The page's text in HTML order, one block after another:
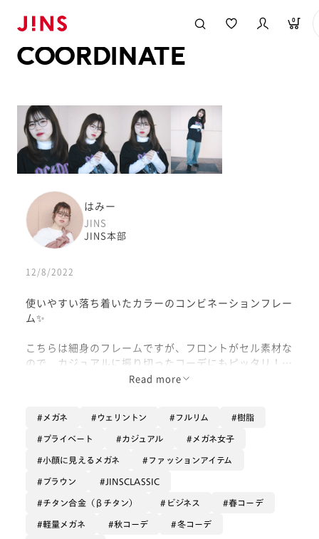
0
COORDINATE
はみー
JINS
JINS本部
12/8/2022
使いやすい落ち着いたカラーのコンビネーションフレー
ム✨
こちらは細身のフレームですが、フロントがセル素材な
ので、カジュアルに振り切ったコーデにもピッタリ！
綺麗目でもストリートでもいける、万能フレームです☺️
もおすすめです！
軽くて掛けやすく、お肌にも優しいβチタニウムをテン
プルに使用しているので、掛け心地も本当に軽いんで
す！
フレームカラー: ブラウンササグラデーション(07)
顔型: 丸顔
Read more
メガネ ウェリントン フルリム 樹脂
プライベート カジュアル メガネ女子
小顔に見えるメガネ ファッションアイテム
ブラウン JINSCLASSIC
チタン合金（βチタン） ビジネス 春コーデ
軽量メガネ 秋コーデ 冬コーデ